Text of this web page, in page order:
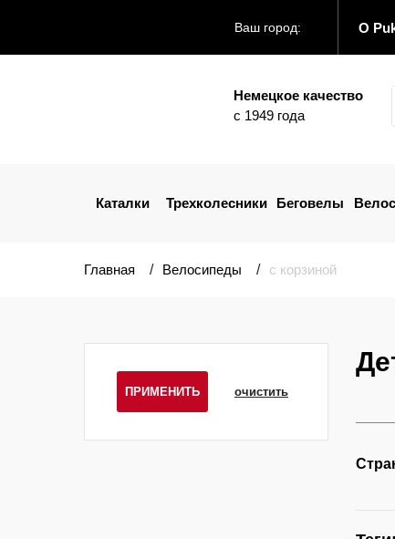
Ваш город: О
Немецкое качество
с 1949 года
Каталки Трехколесники Беговелы
Главная Велосипеды с корзиной
ПРИМЕНИТЬ очистить